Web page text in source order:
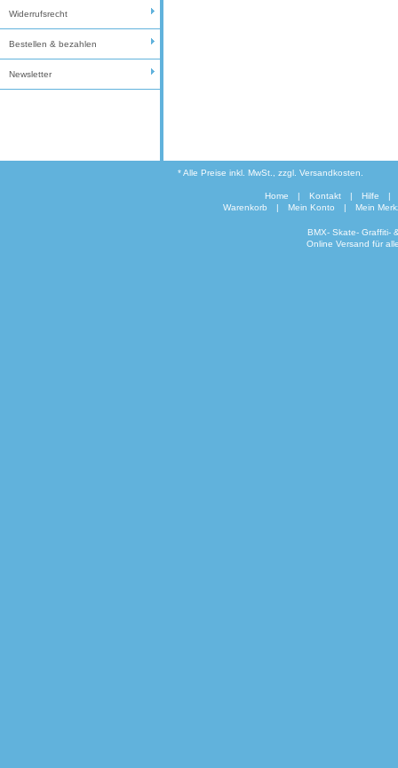
Widerrufsrecht
Bestellen & bezahlen
Newsletter
* Alle Preise inkl. MwSt., zzgl. Versandkosten.
Home | Kontakt | Hilfe
|
Warenkorb
| Mein Konto | Mein
BMX- Skate- Graffiti-
Online Versand für